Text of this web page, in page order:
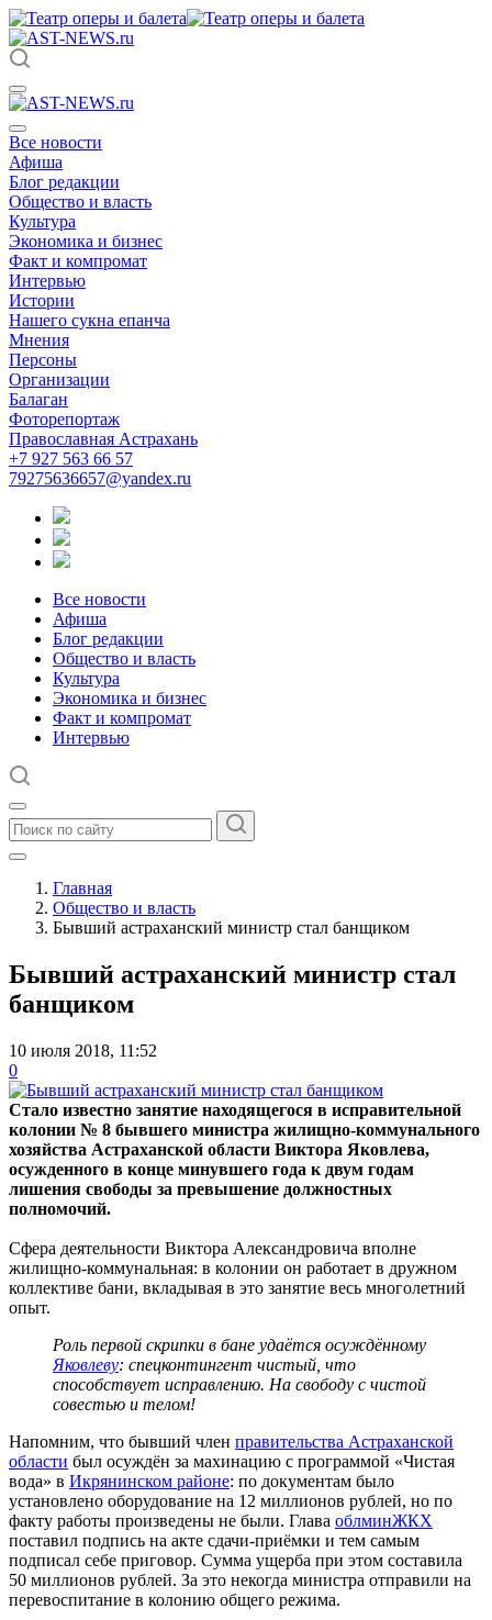
Все новости
Афиша
Блог редакции
Общество и власть
Культура
Экономика и бизнес
Факт и компромат
Интервью
Истории
Нашего сукна епанча
Мнения
Персоны
Организации
Балаган
Фоторепортаж
Православная Астрахань
+7 927 563 66 57
79275636657@yandex.ru
Все новости
Афиша
Блог редакции
Общество и власть
Культура
Экономика и бизнес
Факт и компромат
Интервью
Главная
Общество и власть
Бывший астраханский министр стал банщиком
Бывший астраханский министр стал
банщиком
10 июля 2018, 11:52
0
Стало известно занятие находящегося в исправительной
колонии № 8 бывшего министра жилищно-коммунального
хозяйства Астраханской области Виктора Яковлева,
осужденного в конце минувшего года к двум годам
лишения свободы за превышение должностных
полномочий.
Сфера деятельности Виктора Александровича вполне
жилищно-коммунальная: в колонии он работает в дружном
коллективе бани, вкладывая в это занятие весь многолетний
опыт.
Роль первой скрипки в бане удаётся осуждённому
Яковлеву: спецконтингент чистый, что
способствует исправлению. На свободу с чистой
совестью и телом!
Напомним, что бывший член правительства Астраханской
области был осуждён за махинацию с программой «Чистая
вода» в Икрянинском районе: по документам было
установлено оборудование на 12 миллионов рублей, но по
факту работы произведены не были. Глава облминЖКХ
поставил подпись на акте сдачи-приёмки и тем самым
подписал себе приговор. Сумма ущерба при этом составила
50 миллионов рублей. За это некогда министра отправили на
перевоспитание в колонию общего режима.